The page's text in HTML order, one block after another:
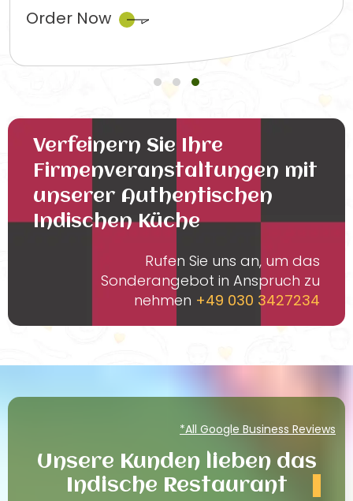
Order Now
Verfeinern Sie Ihre
Firmenveranstaltungen mit
unserer Authentischen
Indischen Küche
Rufen Sie uns an, um das
Sonderangebot in Anspruch zu
nehmen +49 030 3427234
*All Google Business Reviews
Unsere Kunden lieben das
Indische Restaurant